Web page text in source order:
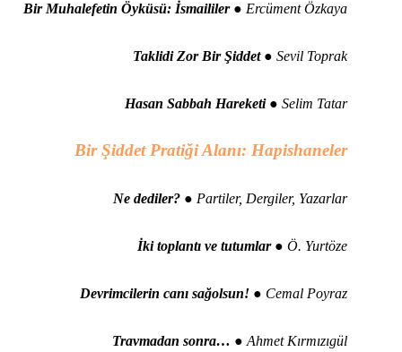
Bir Muhalefetin Öyküsü: İsmaililer● Ercüment Özkaya
Taklidi Zor Bir Şiddet● Sevil Toprak
Hasan Sabbah Hareketi● Selim Tatar
Bir Şiddet Pratiği Alanı: Hapishaneler
Ne dediler? ● Partiler, Dergiler, Yazarlar
İki toplantı ve tutumlar● Ö. Yurtöze
Devrimcilerin canı sağolsun! ● Cemal Poyraz
Travmadan sonra… ● Ahmet Kırmızıgül